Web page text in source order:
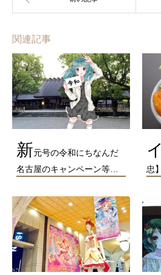
関連記事
新元号の令和にちなんだ
名古屋のキャンペーン等…
イ
忠】